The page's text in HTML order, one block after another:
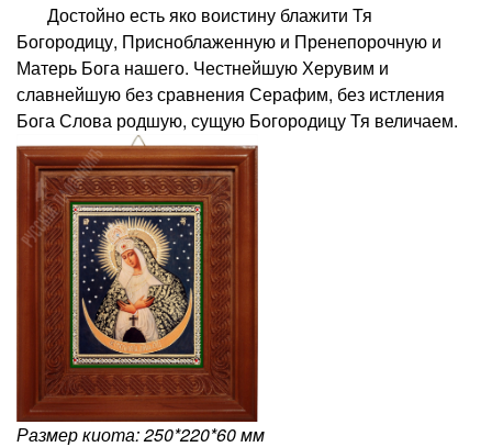
Достойно есть яко воистину блажити Тя
Богородицу, Присноблаженную и Пренепорочную и
Матерь Бога нашего. Честнейшую Херувим и
славнейшую без сравнения Серафим, без истления
Бога Слова родшую, сущую Богородицу Тя величаем.
Размер киота: 250*220*60 мм